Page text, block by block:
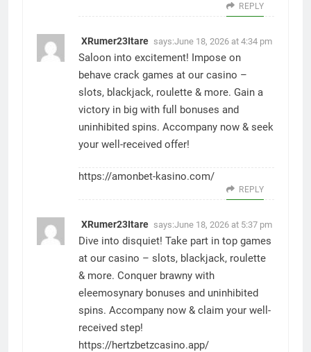
REPLY
XRumer23Itare says:June 18, 2026 at 4:34 pm
Saloon into excitement! Impose on
behave crack games at our casino –
slots, blackjack, roulette & more. Gain a
victory in big with full bonuses and
uninhibited spins. Accompany now & seek
your well-received offer!
https://amonbet-kasino.com/
REPLY
XRumer23Itare says:June 18, 2026 at 5:37 pm
Dive into disquiet! Take part in top games
at our casino – slots, blackjack, roulette
& more. Conquer brawny with
eleemosynary bonuses and uninhibited
spins. Accompany now & claim your well-
received step!
https://hertzbetzcasino.app/